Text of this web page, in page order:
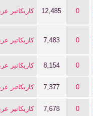
0
12,485 كاريكاتير
0
7,483 كاريكاتير
0
8,154 كاريكاتير
0
7,377 كاريكاتير
0
7,678 كاريكاتير